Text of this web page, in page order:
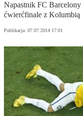
Napastnik FC Barcelony
ćwierćfinale z Kolumbią
Publikacja: 07.07.2014 17:01